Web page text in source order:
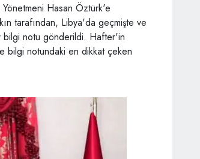
Hasan Öztürk'e
tarafından, Libya'da geçmişte ve
bilgi notu gönderildi. Hafter'in
bilgi notundaki en dikkat çeken